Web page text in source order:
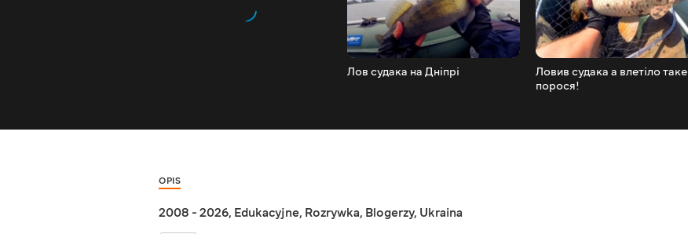
Лов судака на Дніпрі
Ловив судака а влетіло таке
порося!
OPIS
2008 - 2026, Edukacyjne, Rozrywka, Blogerzy, Ukraina